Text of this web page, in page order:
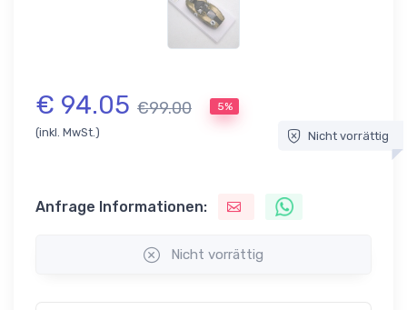
€ 94.05 €99.00 5%
(inkl. MwSt.) Nicht vorrättig
Anfrage Informationen:
Nicht vorrättig